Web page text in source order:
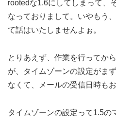
rootedな1.6にしてしまって、
なっておりまして。いやもう
て話はいたしませんよぉ。
とりあえず、作業を行ってか
が、タイムゾーンの設定がま
なくて、メールの受信日時も
タイムゾーンの設定って1.5の